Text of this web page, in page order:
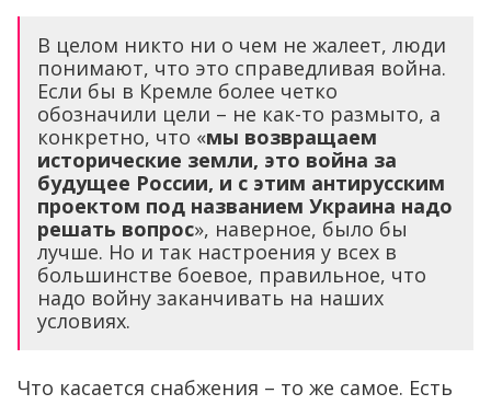
В целом никто ни о чем не жалеет, люди
понимают, что это справедливая война.
Если бы в Кремле более четко
обозначили цели – не как-то размыто, а
конкретно, что «мы возвращаем
исторические земли, это война за
будущее России, и с этим антирусским
проектом под названием Украина надо
решать вопрос», наверное, было бы
лучше. Но и так настроения у всех в
большинстве боевое, правильное, что
надо войну заканчивать на наших
условиях.
Что касается снабжения – то же самое. Есть